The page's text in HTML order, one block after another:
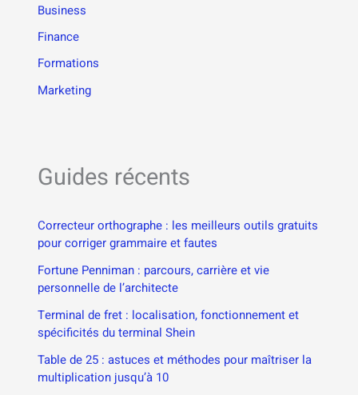
Business
Finance
Formations
Marketing
Guides récents
Correcteur orthographe : les meilleurs outils gratuits
pour corriger grammaire et fautes
Fortune Penniman : parcours, carrière et vie
personnelle de l’architecte
Terminal de fret : localisation, fonctionnement et
spécificités du terminal Shein
Table de 25 : astuces et méthodes pour maîtriser la
multiplication jusqu’à 10